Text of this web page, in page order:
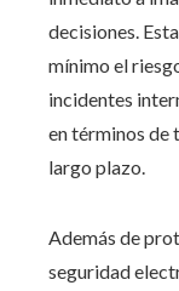
decisiones.
mínimo el
incidentes
en términos de
largo plazo.
Además de
seguridad